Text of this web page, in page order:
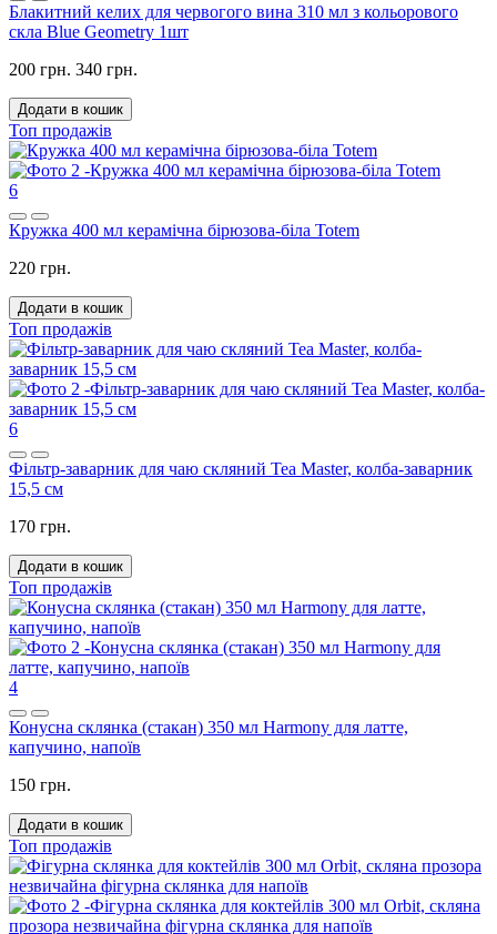
Блакитний келих для червогого вина 310 мл з кольорового
скла Blue Geometry 1шт
200 грн. 340 грн.
Додати в кошик
Топ продажів
6
Кружка 400 мл керамічна бірюзова-біла Totem
220 грн.
Додати в кошик
Топ продажів
6
Фільтр-заварник для чаю скляний Tea Master, колба-заварник
15,5 см
170 грн.
Додати в кошик
Топ продажів
4
Конусна склянка (стакан) 350 мл Harmony для латте,
капучино, напоїв
150 грн.
Додати в кошик
Топ продажів